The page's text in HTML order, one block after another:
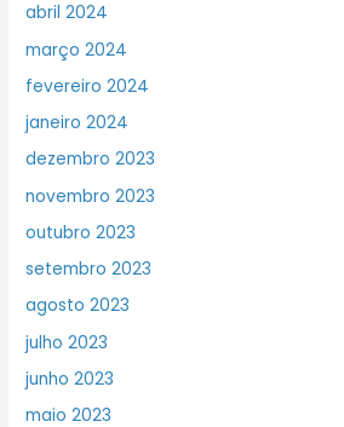
abril 2024
março 2024
fevereiro 2024
janeiro 2024
dezembro 2023
novembro 2023
outubro 2023
setembro 2023
agosto 2023
julho 2023
junho 2023
maio 2023